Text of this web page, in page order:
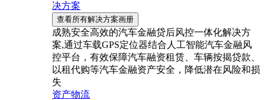
决方案
查看所有解决方案画册
成熟安全高效的汽车金融贷后风控一体化解决方
案,通过车载GPS定位器结合人工智能汽车金融风
控平台，有效保障汽车融资租赁、车辆按揭贷款、
以租代购等汽车金融资产安全，降低潜在风险和损
失
资产物流